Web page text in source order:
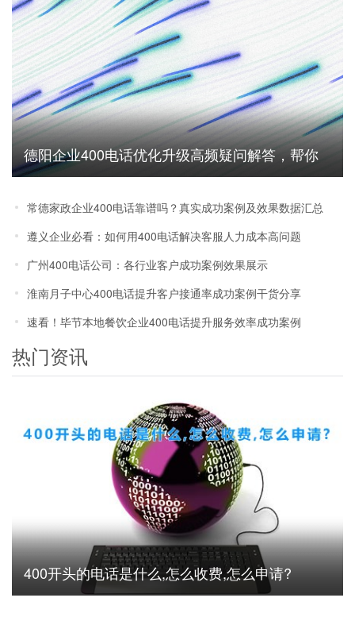
德阳企业400电话优化升级高频疑问解答，帮你
避坑省成本
常德家政企业400电话靠谱吗？真实成功案例及效果数据汇总
遵义企业必看：如何用400电话解决客服人力成本高问题
广州400电话公司：各行业客户成功案例效果展示
淮南月子中心400电话提升客户接通率成功案例干货分享
速看！毕节本地餐饮企业400电话提升服务效率成功案例
热门资讯
400开头的电话是什么,怎么收费,怎么申请?